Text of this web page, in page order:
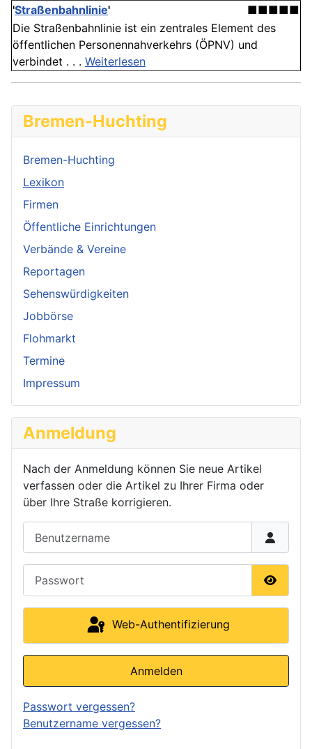
'Straßenbahnlinie'
■■■■■
Die Straßenbahnlinie ist ein zentrales Element des
öffentlichen Personennahverkehrs (ÖPNV) und
verbindet . . . Weiterlesen
Bremen-Huchting
Bremen-Huchting
Lexikon
Firmen
Öffentliche Einrichtungen
Verbände & Vereine
Reportagen
Sehenswürdigkeiten
Jobbörse
Flohmarkt
Termine
Impressum
Anmeldung
Nach der Anmeldung können Sie neue Artikel
verfassen oder die Artikel zu Ihrer Firma oder
über Ihre Straße korrigieren.
Web-Authentifizierung
Anmelden
Passwort vergessen?
Benutzername vergessen?